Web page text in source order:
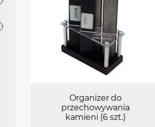
Organizer do
przechowywania
kamieni (6 szt.)